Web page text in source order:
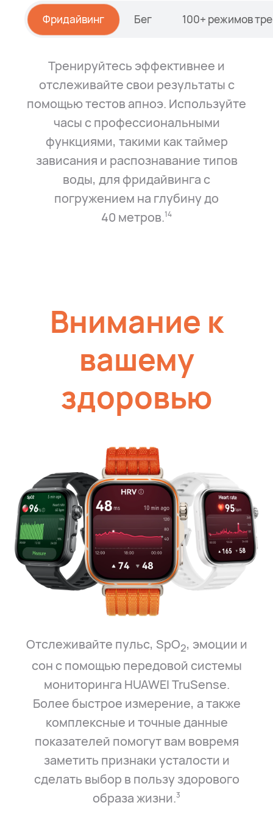
Фридайвинг Бег 100+ режимов
Тренируйтесь эффективнее и
отслеживайте свои результаты с
помощью тестов апноэ. Используйте
часы с профессиональными
функциями, такими как таймер
зависания и распознавание типов
воды, для фридайвинга с
погружением на глубину до
40⁠ метров.⁠14
Внимание к
вашему
здоровью
Отслеживайте пульс, SpO2, эмоции и
сон с помощью передовой системы
мониторинга HUAWEI TruSense.
Более быстрое измерение, а также
комплексные и точные данные
показателей помогут вам вовремя
заметить признаки усталости и
сделать выбор в пользу здорового
образа жизни.⁠3